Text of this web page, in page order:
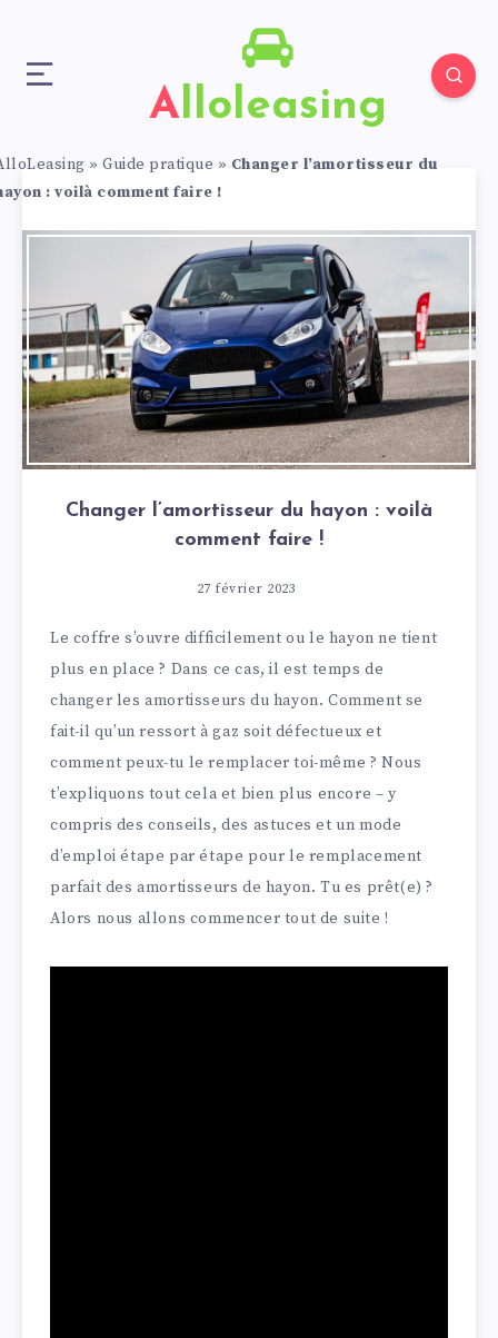
Alloleasing
» Guide pratique » Changer l’amortisseur du
: voilà comment faire !
Changer l’amortisseur du hayon : voilà
comment faire !
27 février 2023
Le coffre s’ouvre difficilement ou le hayon ne tient
plus en place ? Dans ce cas, il est temps de
changer les amortisseurs du hayon. Comment se
fait-il qu’un ressort à gaz soit défectueux et
comment peux-tu le remplacer toi-même ? Nous
t’expliquons tout cela et bien plus encore – y
compris des conseils, des astuces et un mode
d’emploi étape par étape pour le remplacement
parfait des amortisseurs de hayon. Tu es prêt(e) ?
Alors nous allons commencer tout de suite !